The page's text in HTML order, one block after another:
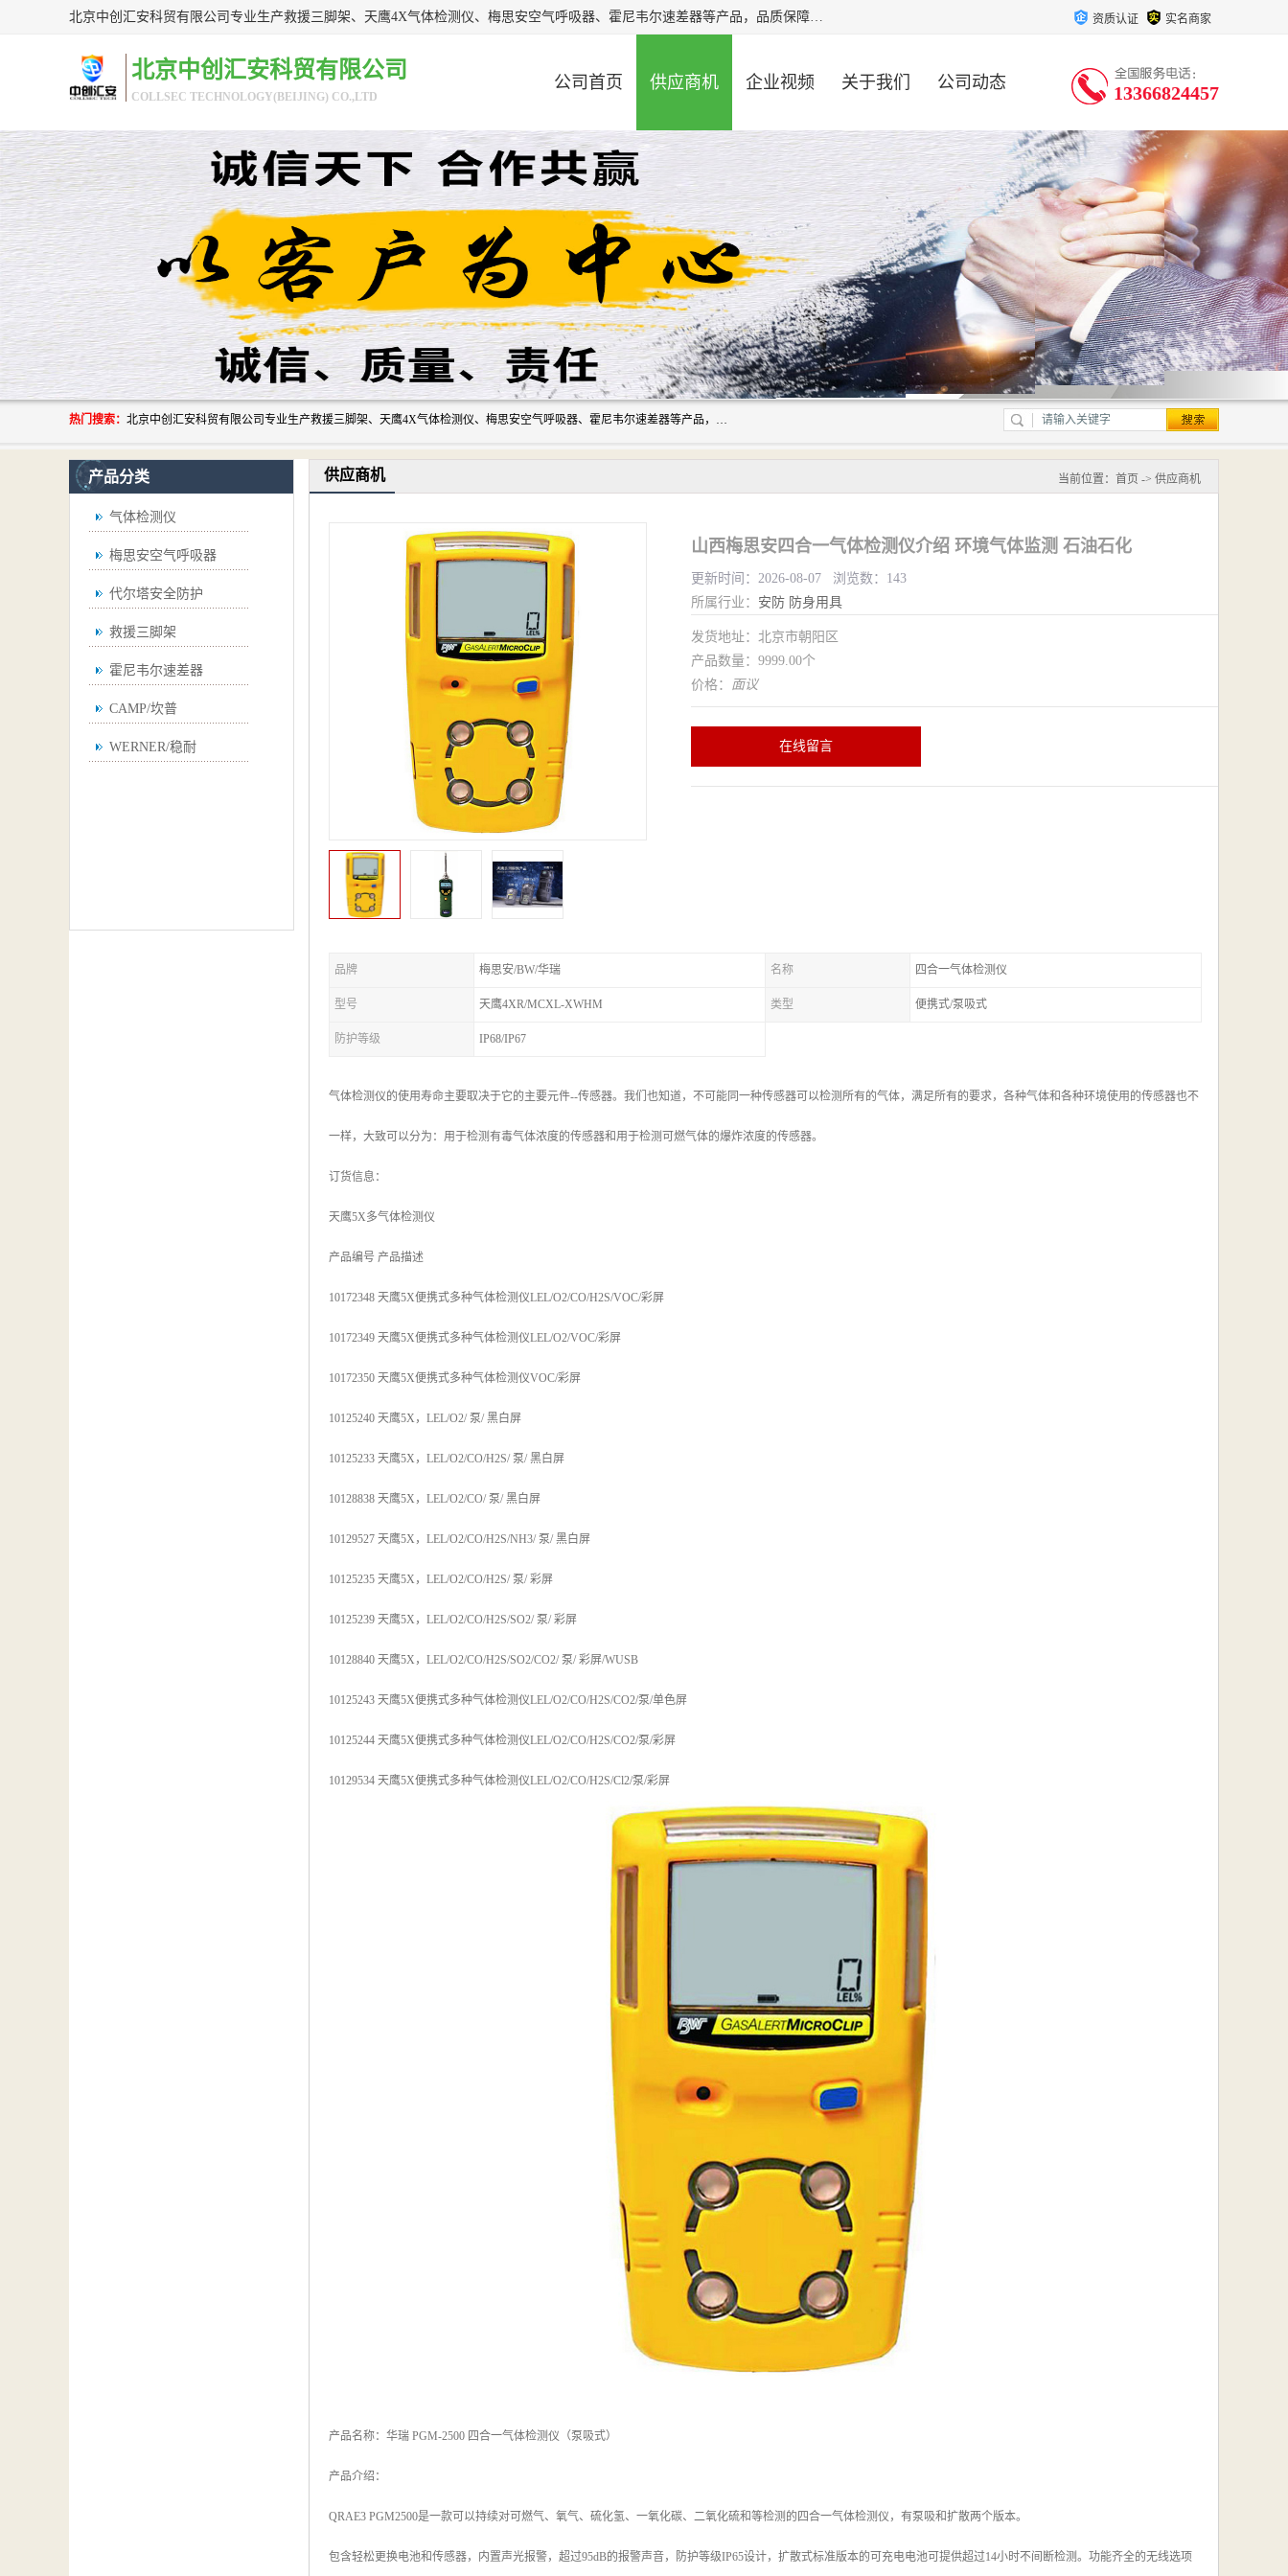
北京中创汇安科贸有限公司专业生产救援三脚架、天鹰4X气体检测仪、梅思安空气呼吸器、霍尼韦尔速差器等产品，品质保障，价格合理，欢迎在线致电咨询。 资质认证 实名商家
北京中创汇安科贸有限公司
COLLSEC TECHNOLOGY(BEIJING) CO.,LTD
公司首页 供应商机 企业视频 关于我们 公司动态 13366824457
热门搜索： 北京中创汇安科贸有限公司专业生产救援三脚架、天鹰4X气体检测仪、梅思安空气呼吸器、霍尼韦尔速差器等产品，品质保障，价格合理，欢迎在线致电咨询。
产品分类
气体检测仪
梅思安空气呼吸器
代尔塔安全防护
救援三脚架
霍尼韦尔速差器
CAMP/坎普
WERNER/稳耐
供应商机 当前位置： 首页 -> 供应商机
山西梅思安四合一气体检测仪介绍 环境气体监测 石油石化
更新时间：2026-08-07 浏览数：143
所属行业： 安防 防身用具
发货地址：北京市朝阳区
产品数量：9999.00个
价格： 面议
在线留言
品牌 梅思安/BW/华瑞 名称 四合一气体检测仪
型号 天鹰4XR/MCXL-XWHM 类型 便携式/泵吸式
防护等级 IP68/IP67
气体检测仪的使用寿命主要取决于它的主要元件--传感器。我们也知道，不可能同一种传感器可以检测所有的气体，满足所有的要求，各种气体和各种环境使用的传感器也不
一样，大致可以分为：用于检测有毒气体浓度的传感器和用于检测可燃气体的爆炸浓度的传感器。
订货信息：
天鹰5X多气体检测仪
产品编号 产品描述
10172348 天鹰5X便携式多种气体检测仪LEL/O2/CO/H2S/VOC/彩屏
10172349 天鹰5X便携式多种气体检测仪LEL/O2/VOC/彩屏
10172350 天鹰5X便携式多种气体检测仪VOC/彩屏
10125240 天鹰5X，LEL/O2/ 泵/ 黑白屏
10125233 天鹰5X，LEL/O2/CO/H2S/ 泵/ 黑白屏
10128838 天鹰5X，LEL/O2/CO/ 泵/ 黑白屏
10129527 天鹰5X，LEL/O2/CO/H2S/NH3/ 泵/ 黑白屏
10125235 天鹰5X，LEL/O2/CO/H2S/ 泵/ 彩屏
10125239 天鹰5X，LEL/O2/CO/H2S/SO2/ 泵/ 彩屏
10128840 天鹰5X，LEL/O2/CO/H2S/SO2/CO2/ 泵/ 彩屏/WUSB
10125243 天鹰5X便携式多种气体检测仪LEL/O2/CO/H2S/CO2/泵/单色屏
10125244 天鹰5X便携式多种气体检测仪LEL/O2/CO/H2S/CO2/泵/彩屏
10129534 天鹰5X便携式多种气体检测仪LEL/O2/CO/H2S/Cl2/泵/彩屏
产品名称：华瑞 PGM-2500 四合一气体检测仪（泵吸式）
产品介绍：
QRAE3 PGM2500是一款可以持续对可燃气、氧气、硫化氢、一氧化碳、二氧化硫和等检测的四合一气体检测仪，有泵吸和扩散两个版本。
包含轻松更换电池和传感器，内置声光报警，超过95dB的报警声音，防护等级IP65设计，扩散式标准版本的可充电电池可提供超过14小时不间断检测。功能齐全的无线选项